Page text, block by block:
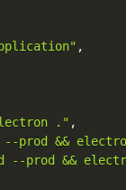
,
." ,
--prod &&
--prod &&